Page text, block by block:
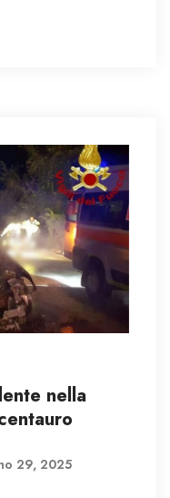
nella
29, 2025